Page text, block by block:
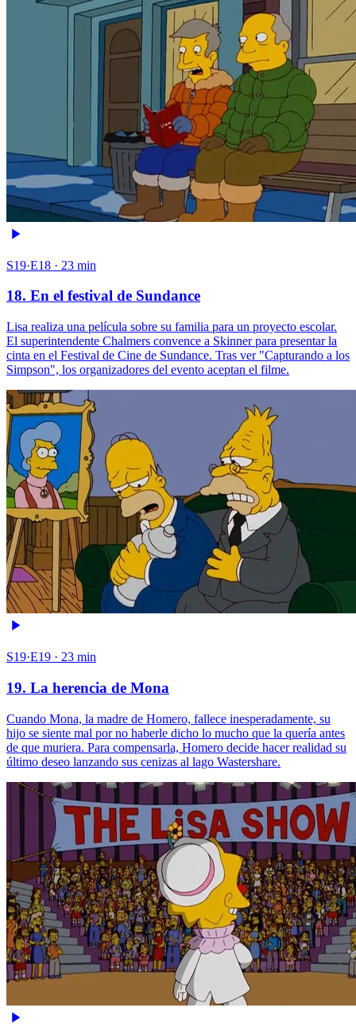
S19·E18 · 23 min
18. En el festival de Sundance
Lisa realiza una película sobre su familia para un proyecto escolar.
El superintendente Chalmers convence a Skinner para presentar la
cinta en el Festival de Cine de Sundance. Tras ver "Capturando a los
Simpson", los organizadores del evento aceptan el filme.
S19·E19 · 23 min
19. La herencia de Mona
Cuando Mona, la madre de Homero, fallece inesperadamente, su
hijo se siente mal por no haberle dicho lo mucho que la quería antes
de que muriera. Para compensarla, Homero decide hacer realidad su
último deseo lanzando sus cenizas al lago Wastershare.